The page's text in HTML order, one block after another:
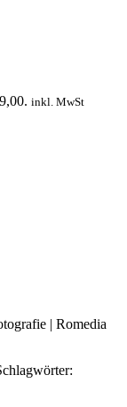
inkl. MwSt